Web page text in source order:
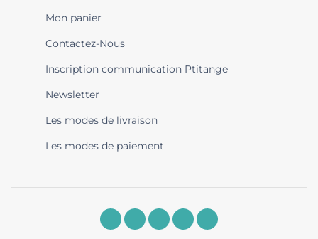
Mon panier
Contactez-Nous
Inscription communication Ptitange
Newsletter
Les modes de livraison
Les modes de paiement